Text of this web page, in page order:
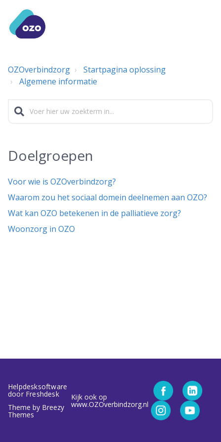
OZOverbindzorg
Startpagina oplossing
Algemene informatie
Doelgroepen
Voor wie is OZOverbindzorg?
Waarom zou het sociaal domein deelnemen aan OZO?
Wat kan OZO betekenen in de palliatieve zorg?
Woonzorg in OZO
Helpdesksoftware
door Freshdesk
Theme by Breezy
Themes
Kijk ook op
www.OZOverbindzorg.nl